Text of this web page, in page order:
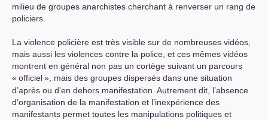
milieu de groupes anarchistes cherchant à renverser un rang de
policiers.
La violence policière est très visible sur de nombreuses vidéos,
mais aussi les violences contre la police, et ces mêmes vidéos
montrent en général non pas un cortège suivant un parcours
« officiel», mais des groupes dispersés dans une situation
d’après ou d’en dehors manifestation. Autrement dit, l’absence
d’organisation de la manifestation et l’inexpérience des
manifestants permet toutes les manipulations politiques et